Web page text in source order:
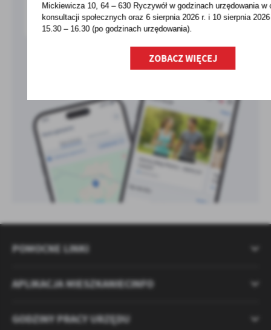
POMOCNE LINKI
APLIKACJA MIESZKANIECINFO
GODZINY PRACY URZĘDU
Mickiewicza 10, 64 – 630 Ryczywół w godzinachurzędowania w
konsultacji społecznych oraz 6 sierpnia 2026 r. i 10 sierpnia
15.30 – 16.30 (po godzinachurzędowania).
ZOBACZ WIĘCEJ